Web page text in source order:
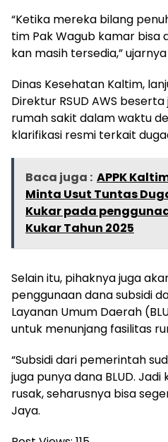
“Ketika mereka bilang
tim Pak Wagub kamar bisa
kan masih tersedia,”
Dinas Kesehatan Kaltim,
Direktur RSUD AWS
rumah sakit dalam waktu
klarifikasi resmi terkait
Baca juga : APPK
Minta Usut Tuntas
Kukar pada
Kukar Tahun 2025
Selain itu, pihaknya juga
penggunaan dana subsidi
Layanan Umum Daerah
untuk menunjang fasilitas
“Subsidi dari pemerintah
juga punya dana BLUD.
rusak, seharusnya bisa
Jaya.